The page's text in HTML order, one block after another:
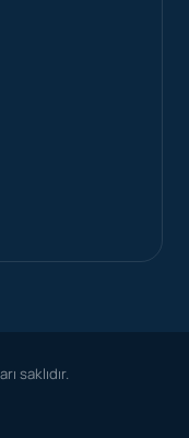
saklıdır.